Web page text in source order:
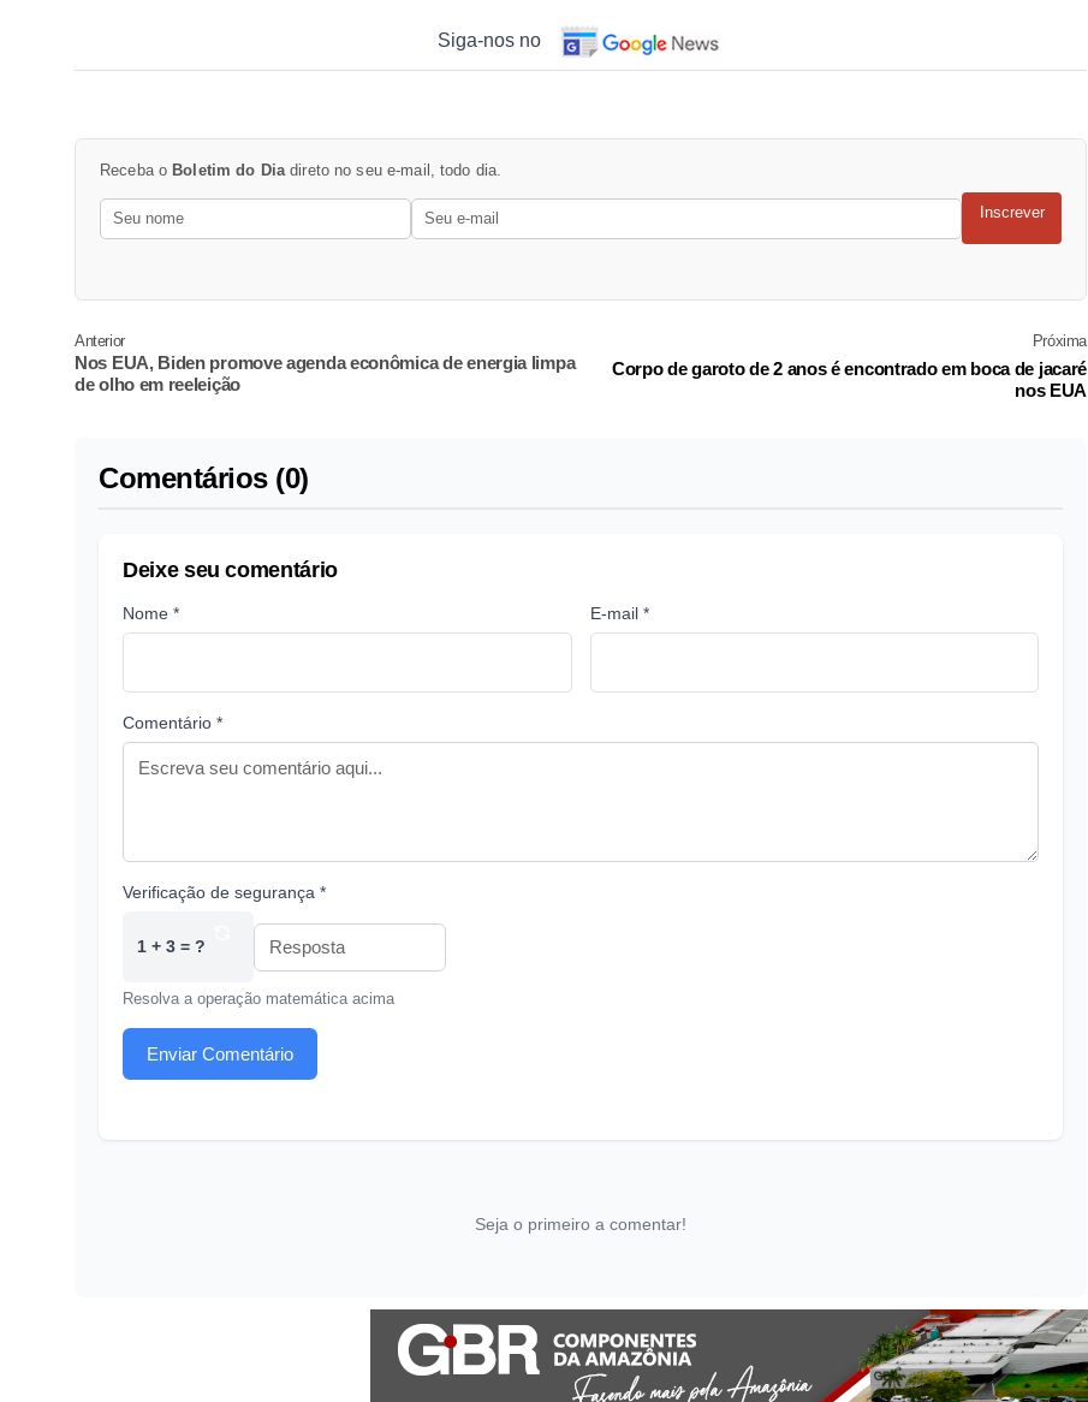
Siga-nos no
Receba o Boletim do Dia direto no seu e-mail, todo dia.
Inscrever
Anterior
Nos EUA, Biden promove agenda econômica de energia limpa
de olho em reeleição
Próxima
Corpo de garoto de 2 anos é encontrado em boca de jacaré
nos EUA
Comentários (0)
Deixe seu comentário
Nome * E-mail *
Comentário *
Verificação de segurança *
1 + 3 = ?
Resolva a operação matemática acima
Enviar Comentário
Seja o primeiro a comentar!